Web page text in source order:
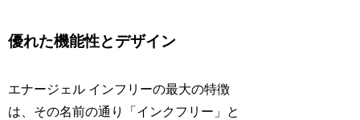
優れた機能性とデザイン
エナージェル インフリーの最大の特徴
は、その名前の通り「インクフリー」と